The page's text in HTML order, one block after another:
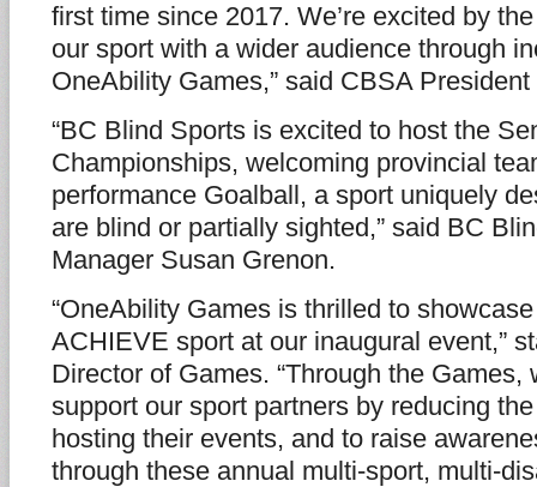
first time since 2017. We’re excited by
our sport with a wider audience through
OneAbility Games,” said CBSA
“BC Blind Sports is excited to host the
Championships, welcoming provincial
performance Goalball, a sport uniquely
are blind or partially sighted,” said BC
Manager Susan Grenon.
“OneAbility Games is thrilled to
ACHIEVE sport at our inaugural event,”
Director of Games. “Through the Games,
support our sport partners by reducing
hosting their events, and to raise
through these annual multi-sport, multi-